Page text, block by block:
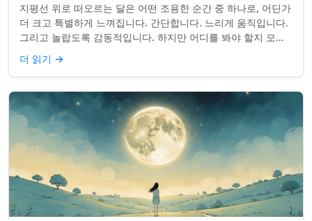
지평선 위로 떠오르는 달은 어떤 조용한 순간 중 하나로, 어딘가
더 크고 특별하게 느껴집니다. 간단합니다. 느리게 움직입니다.
그리고 놀랍도록 감동적입니다. 하지만 어디를 봐야 할지 모르
면 잡기 쉽지 않을 수 있습니...
더 읽기 →